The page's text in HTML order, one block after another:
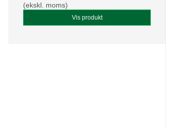
(ekskl. moms)
Vis produkt